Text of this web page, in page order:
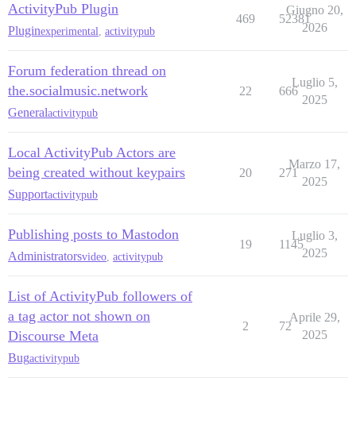
ActivityPub Plugin
Pluginexperimental activitypub
469 52381
Giugno 20,
2026
Forum federation thread on
the.socialmusic.network
Generalactivitypub
22 666
Luglio 5,
2025
Local ActivityPub Actors are
being created without keypairs
Supportactivitypub
20 271
Marzo 17,
2025
Publishing posts to Mastodon
Administratorsvideo activitypub
19 1145
Luglio 3,
2025
List of ActivityPub followers of
a tag actor not shown on
Discourse Meta
Bugactivitypub
2 72
Aprile 29,
2025